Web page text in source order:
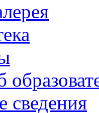
сведения